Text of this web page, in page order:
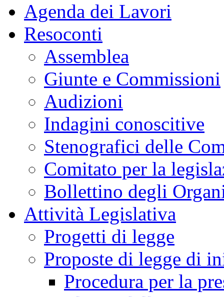
Agenda dei Lavori
Resoconti
Assemblea
Giunte e Commissioni
Audizioni
Indagini conoscitive
Stenografici delle
Comitato per la
Bollettino degli
Attività Legislativa
Progetti di legge
Proposte di legge di
Procedura per la